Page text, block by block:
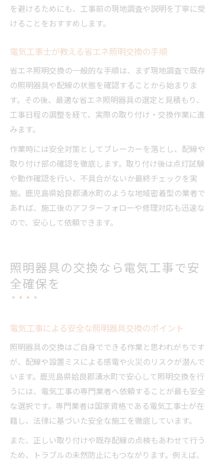
を避けるためにも、工事前の現地調査や説明を丁寧に受
けることをおすすめします。
電気工事士が教える省エネ照明交換の手順
省エネ照明交換の一般的な手順は、まず現地調査で既存
の照明器具や配線の状態を確認することから始まりま
す。その後、最適な省エネ照明器具の選定と見積もり、
工事日程の調整を経て、実際の取り付け・交換作業に進
みます。
作業時には安全対策としてブレーカーを落とし、配線や
取り付け部の確認を徹底します。取り付け後は点灯試験
や動作確認を行い、不具合がないか最終チェックを実
施。鹿児島県姶良郡湧水町のような地域密着型の業者で
あれば、施工後のアフターフォローや修理対応も迅速な
ので、安心して依頼できます。
照明器具の交換なら電気工事で安
全確保を
電気工事による安全な照明器具交換のポイント
照明器具の交換はご自身でできる作業と思われがちです
が、配線や設置ミスによる感電や火災のリスクが潜んで
います。鹿児島県姶良郡湧水町で安心して照明交換を行
うには、電気工事の専門業者へ依頼することが最も安全
な選択です。専門業者は国家資格である電気工事士が在
籍し、法律に基づいた安全な施工を徹底しています。
また、正しい取り付けや既存配線の点検もあわせて行う
ため、トラブルの未然防止にもつながります。例えば、